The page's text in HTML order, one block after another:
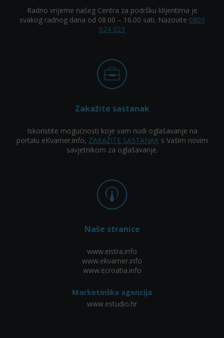
Radno vrijeme našeg Centra za podršku klijentima je
svakog radnog dana od 08.00 – 16.00 sati. Nazovite 0800
024 023
Zakažite sastanak
Iskoristite mogućnosti koje vam nudi oglašavanje na
portalu eKvarner.info, ZAKAŽITE SASTANAKs Vašim novim
savjetnikom za oglašavanje.
Naše stranice
www.eistra.info
www.ekvarner.info
www.ecroatia.info
Marketinška agencija
www.estudio.hr